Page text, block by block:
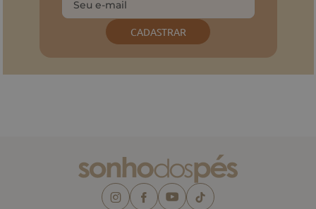
CADASTRAR